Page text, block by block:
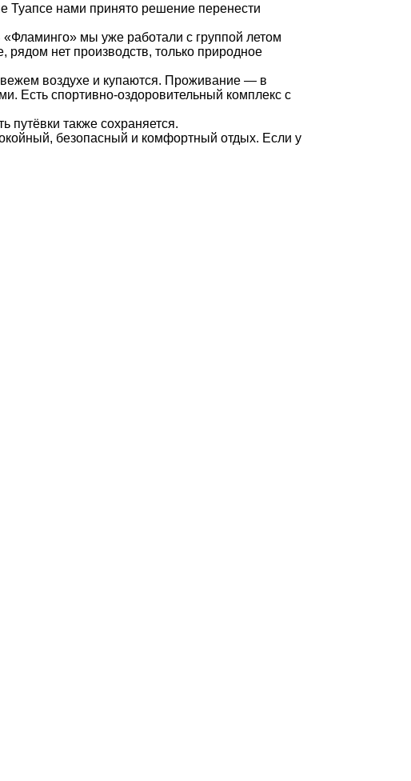
нами принято решение перенести
мы уже работали с группой летом
рядом нет производств, только природное
воздухе и купаются. Проживание — в
Есть спортивно-оздоровительный комплекс с
также сохраняется.
безопасный и комфортный отдых. Если у